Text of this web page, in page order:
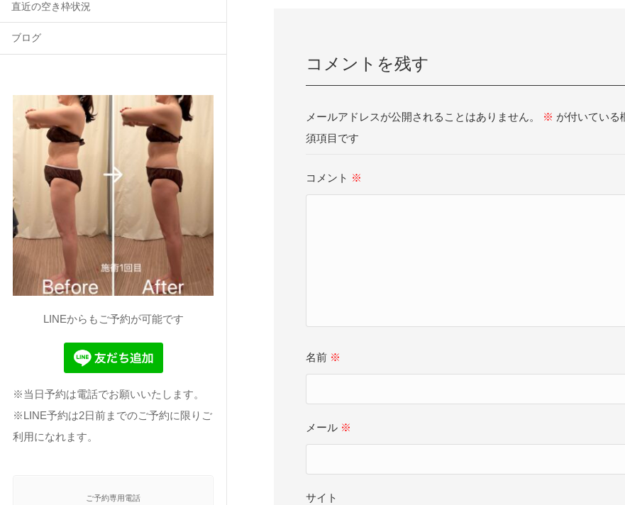
直近の空き枠状況
ブログ
LINEからもご予約が可能です
※当日予約は電話でお願いいたします。
※LINE予約は2日前までのご予約に限りご
利用になれます。
ご予約専用電話
コメントを残す
メールアドレスが公開されることはありません。 ※ が付いている
須項目です
コメント ※
名前 ※
メール ※
サイト